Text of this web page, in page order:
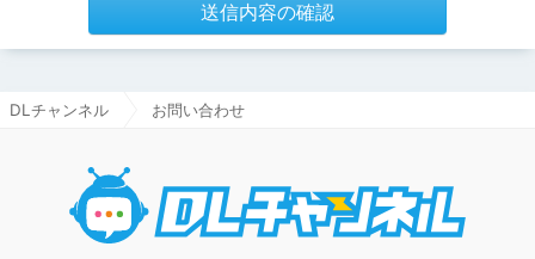
送信内容の確認
DLチャンネル お問い合わせ